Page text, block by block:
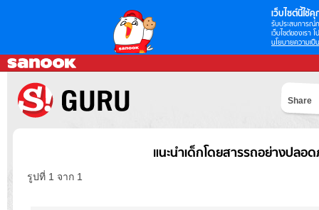
เว็บไซต์นี้ใช้คุ
รับประสบการณ์
เว็บไซต์ของเรา
นโยบายความเป็
Share
แนะนำเด็กโดยสารรถอย่างปลอ
รูปที่ 1 จาก 1